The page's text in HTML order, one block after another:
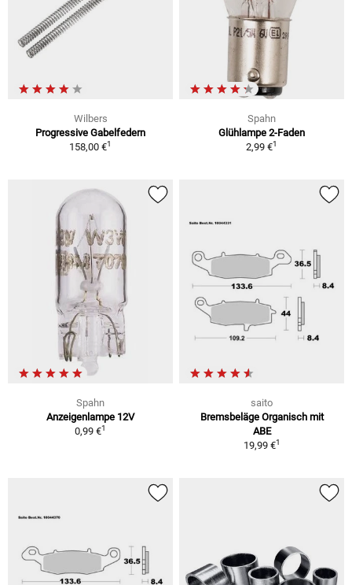
Wilbers
Progressive Gabelfedern
158,00 €1
Spahn
Glühlampe 2-Faden
2,99 €1
Spahn
Anzeigenlampe 12V
0,99 €1
saito
Bremsbeläge Organisch mit
ABE
19,99 €1